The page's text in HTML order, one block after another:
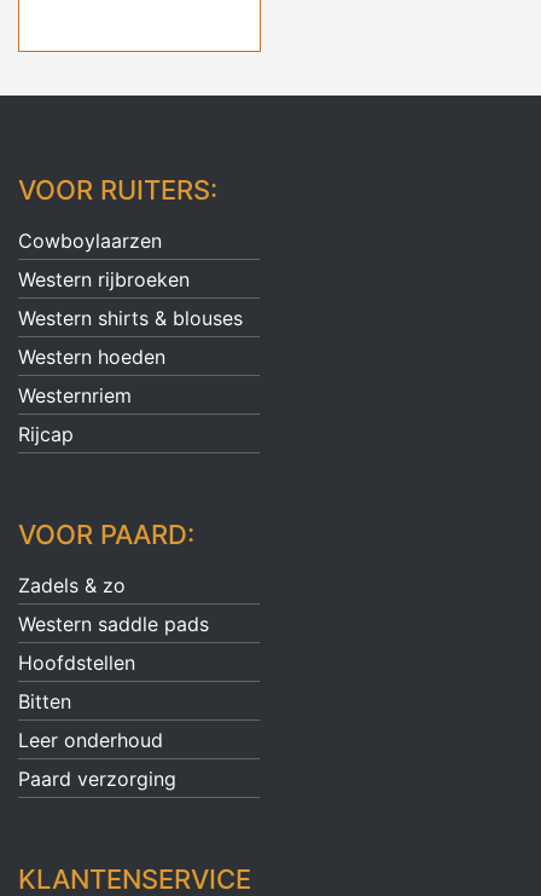
VOOR RUITERS:
Cowboylaarzen
Western rijbroeken
Western shirts & blouses
Western hoeden
Westernriem
Rijcap
VOOR PAARD:
Zadels & zo
Western saddle pads
Hoofdstellen
Bitten
Leer onderhoud
Paard verzorging
KLANTENSERVICE